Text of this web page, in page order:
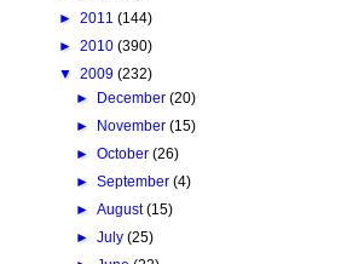
► 2011 (144)
► 2010 (390)
▼ 2009 (232)
► December(20)
► November(15)
►October(26)
►September(4)
►August(15)
►July(25)